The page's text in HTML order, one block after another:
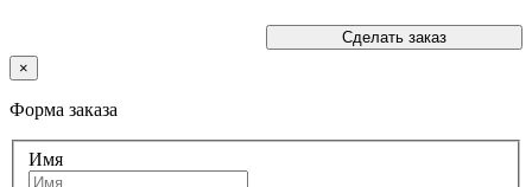
Сделать заказ
×
Форма заказа
Имя